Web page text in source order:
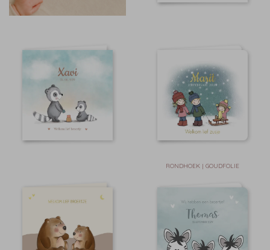
RONDHOEK | GOUDFOLIE